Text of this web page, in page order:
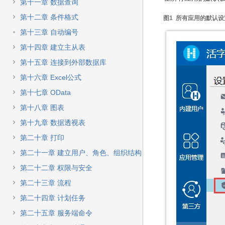
第十一章 数据查询
第十二章 条件格式
第十三章 自动编号
第十四章 建立主从表
第十五章 连接到外部数据库
第十六章 Excel公式
第十七章 OData
第十八章 图表
第十九章 数据透视表
第二十章 打印
第二十一章 建立用户、角色、组织结构
第二十二章 权限与安全
第二十三章 流程
第二十四章 计划任务
第二十五章 服务端命令
图1 所有应用的默认